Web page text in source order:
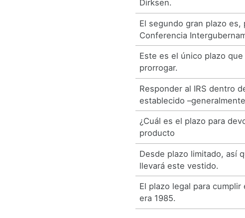
Dirksen.
El segundo gran plazo es,
Conferencia
Este es el único plazo
prorrogar.
Responder al IRS dentro
establecido
¿Cuál es el plazo para
producto
Desde plazo limitado, así
llevará este vestido.
El plazo legal para cumplir
era 1985.